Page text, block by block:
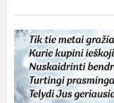
Mieli
mokytojai,